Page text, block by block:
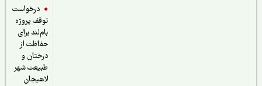
درخواست
توقف پروژه
بام‌لند برای
حفاظت از
درختان و
طبیعت شهر
لاهیجان